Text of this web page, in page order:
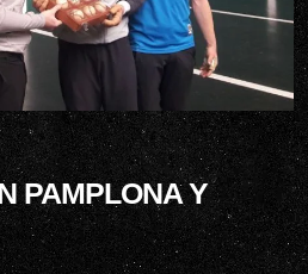
PAMPLONA Y